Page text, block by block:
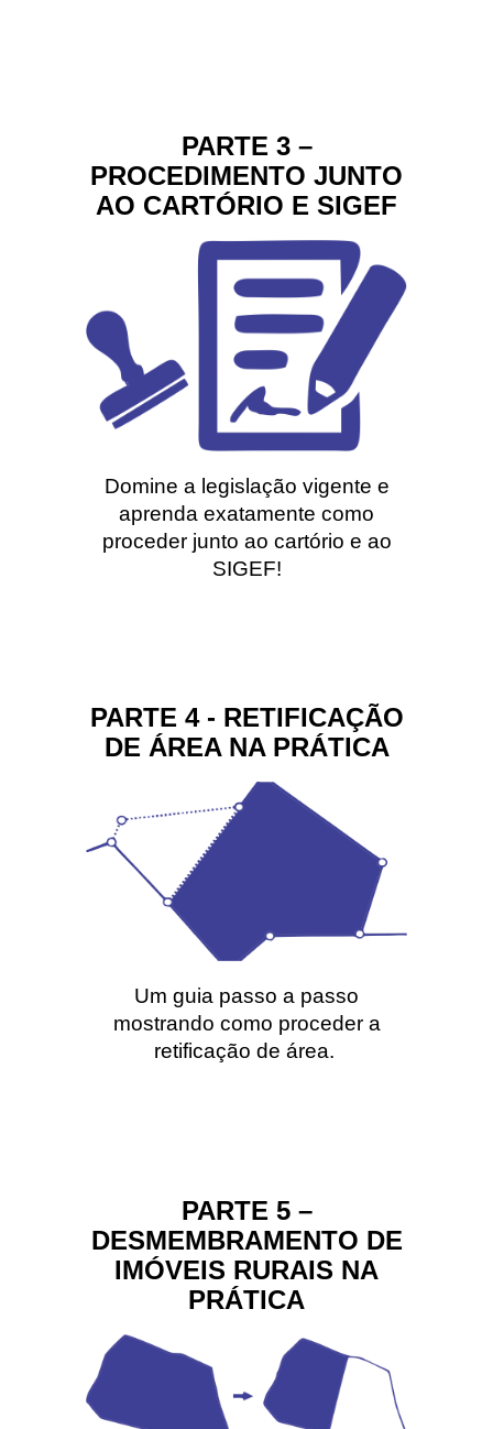
PARTE 3 –
PROCEDIMENTO JUNTO
AO CARTÓRIO E SIGEF
Domine a legislação vigente e
aprenda exatamente como
proceder junto ao cartório e ao
SIGEF!
PARTE 4 - RETIFICAÇÃO
DE ÁREA NA PRÁTICA
Um guia passo a passo
mostrando como proceder a
retificação de área.
PARTE 5 –
DESMEMBRAMENTO DE
IMÓVEIS RURAIS NA
PRÁTICA